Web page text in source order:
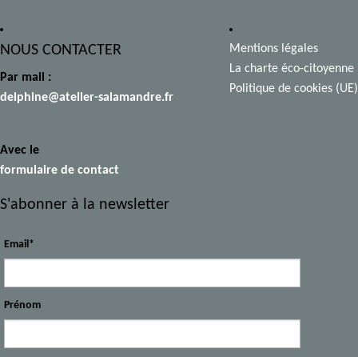
NOUS CONTACTER
Par mail :
delphine@atelier-salamandre.fr
Avec le
formulaire de contact
Mentions légales
La charte éco-citoyenne
Politique de cookies (UE)
S'abonner à la newsletter
Email*
Prénom